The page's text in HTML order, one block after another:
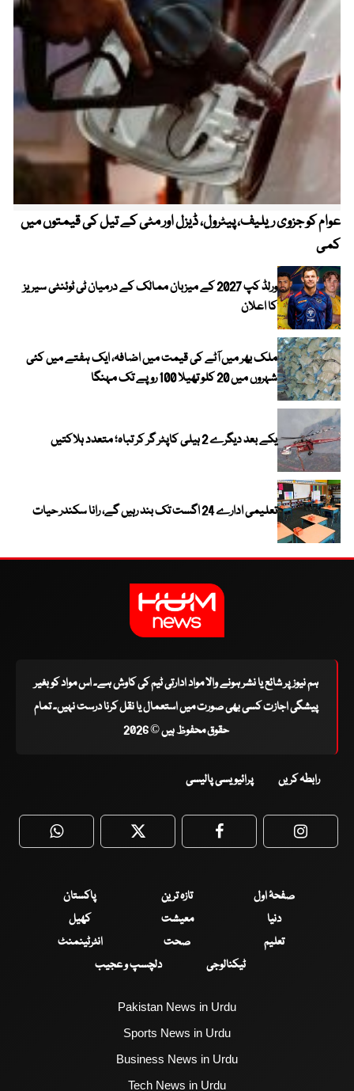
عوام کو جزوی ریلیف، پیٹرول، ڈیزل اور مٹی کے تیل کی قیمتوں میں
کمی
ورلڈ کپ 2027 کے میزبان ممالک کے درمیان ٹی ٹوئنٹی سیریز
کا اعلان
ملک بھر میں آٹے کی قیمت میں اضافہ، ایک ہفتے میں کئی
شہروں میں 20 کلو تھیلا 100 روپے تک مہنگا
یکے بعد دیگرے 2 ہیلی کاپٹر گر کر تباہ؛ متعدد ہلاکتیں
تعلیمی ادارے 24 اگست تک بند رہیں گے، رانا سکندر حیات
ہم نیوز پر شائع یا نشر ہونے والا مواد ادارتی ٹیم کی کاوش ہے۔ اس مواد کو بغیر
پیشگی اجازت کسی بھی صورت میں استعمال یا نقل کرنا درست نہیں۔ تمام
حقوق محفوظ ہیں © 2026
رابطہ کریں پرائیویسی پالیسی
WhatsApp Twitter Facebook
صفحۂ اول تازہ ترین
پاکستان
دنیا
معیشت
کھیل
تعلیم
صحت
انٹرٹینمنٹ
ٹیکنالوجی
دلچسپ و عجیب
Pakistan News in Urdu
Sports News in Urdu
Business News in Urdu
Tech News in Urdu